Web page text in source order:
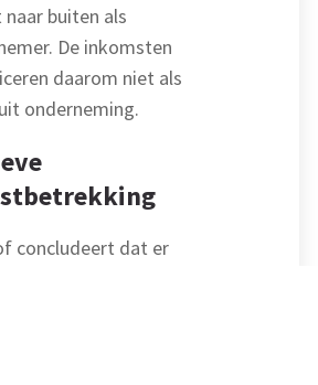
naar buiten als
De inkomsten
daarom niet als
onderneming.
concludeert dat er